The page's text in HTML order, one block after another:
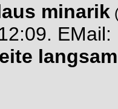
minarik
EMail:
langsam